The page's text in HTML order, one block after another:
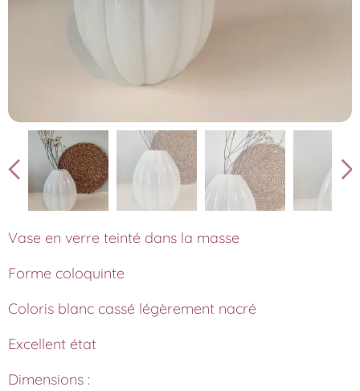
Vase en verre teinté dans la masse
Forme coloquinte
Coloris blanc cassé légèrement nacré
Excellent état
Dimensions :